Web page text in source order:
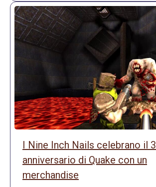
I Nine Inch Nails celebrano il
anniversario di Quake con un
merchandise